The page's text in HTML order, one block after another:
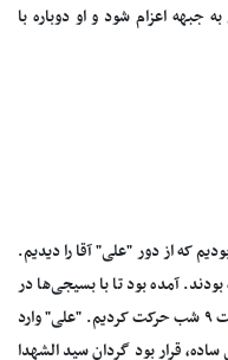
جبهه اعزام شود و او دوباره با
که از دور "علی" آقا را دیدیم.
آمده بود تا با بسیجی‌ها در
عملیات شرکت کند. چند شب بعد، حدود ساعت ۹ شب حرکت کردیم. "علی" وارد
قرار بود گردان سید الشهدا